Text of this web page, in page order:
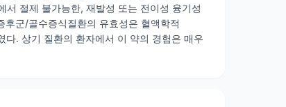
서 절제 불가능한, 재발성 또는 전이성 융기성
군/골수증식질환의 유효성은 혈액학적
. 상기 질환의 환자에서 이 약의 경험은 매우